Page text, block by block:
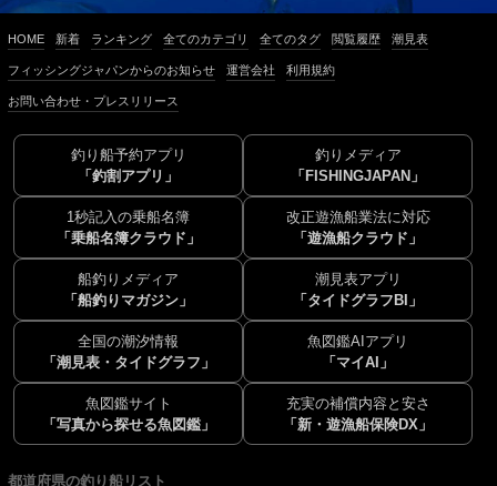
HOME 新着 ランキング 全てのカテゴリ 全てのタグ 閲覧履歴 潮見表
フィッシングジャパンからのお知らせ 運営会社 利用規約
お問い合わせ・プレスリリース
釣り船予約アプリ
「釣割アプリ」
釣りメディア
「FISHINGJAPAN」
1秒記入の乗船名簿
「乗船名簿クラウド」
改正遊漁船業法に対応
「遊漁船クラウド」
船釣りメディア
「船釣りマガジン」
潮見表アプリ
「タイドグラフBI」
全国の潮汐情報
「潮見表・タイドグラフ」
魚図鑑AIアプリ
「マイAI」
魚図鑑サイト
「写真から探せる魚図鑑」
充実の補償内容と安さ
「新・遊漁船保険DX」
都道府県の釣り船リスト